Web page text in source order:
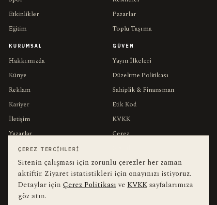
Etkinlikler
Eğitim
Pazarlar
Toplu Taşıma
KURUMSAL
Hakkımızda
Künye
Reklam
Kariyer
İletişim
Yazarlar
Muhabirler
Editörler
GÜVEN
Yayın İlkeleri
Düzeltme Politikası
Sahiplik & Finansman
Etik Kod
KVKK
Çerez
Kullanım Şartları
YEREL ARANANLAR
ÇEREZ TERCIHLERI
Sitenin çalışması için zorunlu çerezler her zaman
aktiftir. Ziyaret istatistikleri için onayınızı istiyoruz.
Detaylar için Çerez Politikasıve KVKKsayfalarımıza
göz atın.